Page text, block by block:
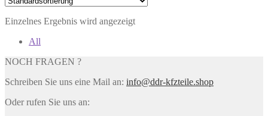
Einzelnes Ergebnis wird angezeigt
All
NOCH FRAGEN ?
Schreiben Sie uns eine Mail an: info@ddr-kfzteile.shop
Oder rufen Sie uns an: